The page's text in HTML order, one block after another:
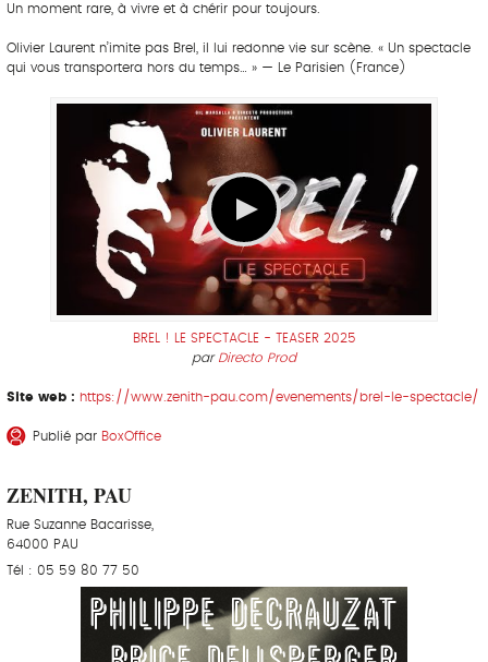
Un moment rare, à vivre et à chérir pour toujours.
Olivier Laurent n’imite pas Brel, il lui redonne vie sur scène. « Un spectacle
qui vous transportera hors du temps… » — Le Parisien (France)
BREL ! LE SPECTACLE - TEASER 2025
par Directo Prod
Site web : https://www.zenith-pau.com/evenements/brel-le-spectacle/
Publié par BoxOffice
ZENITH, PAU
Rue Suzanne Bacarisse,
64000 PAU
Tél : 05 59 80 77 50